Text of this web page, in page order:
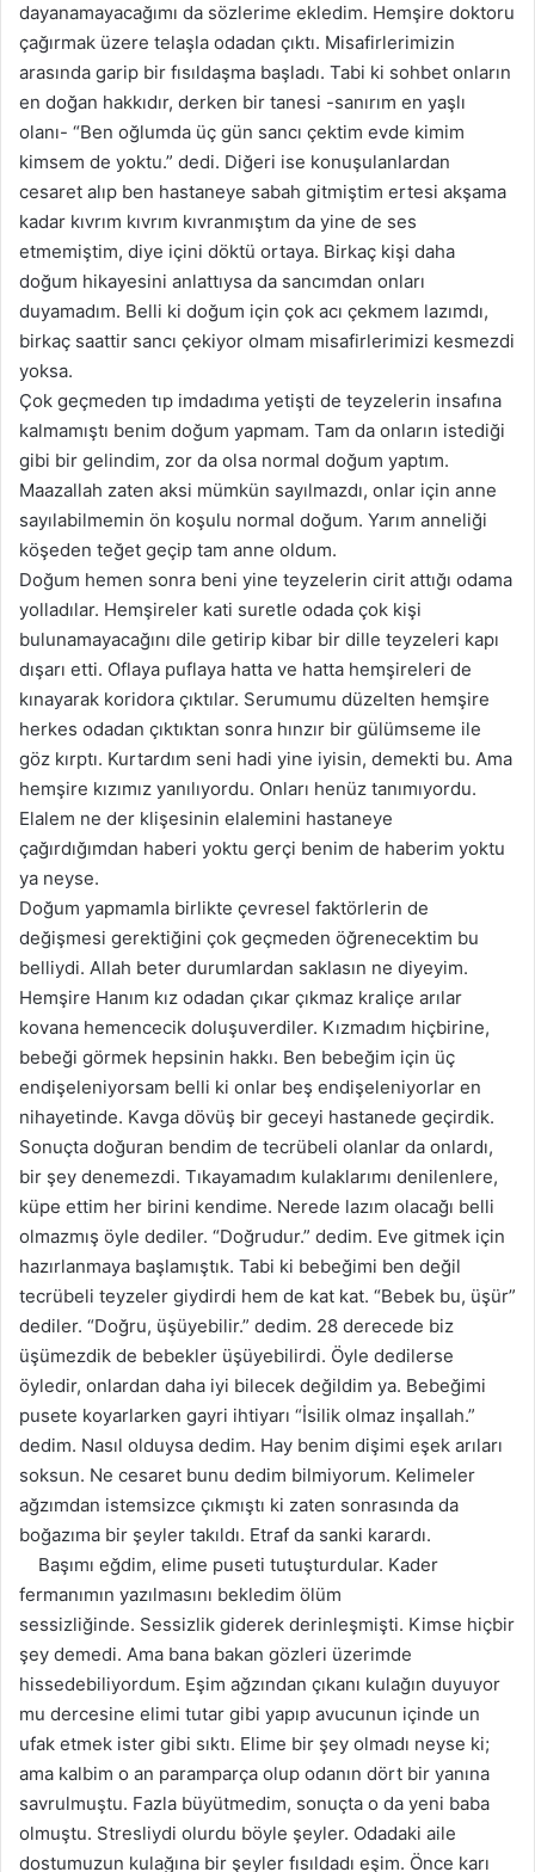
dayanamayacağımı da sözlerime ekledim. Hemşire doktoru
çağırmak üzere telaşla odadan çıktı. Misafirlerimizin
arasında garip bir fısıldaşma başladı. Tabi ki sohbet onların
en doğan hakkıdır, derken bir tanesi -sanırım en yaşlı
olanı- “Ben oğlumda üç gün sancı çektim evde kimim
kimsem de yoktu.” dedi. Diğeri ise konuşulanlardan
cesaret alıp ben hastaneye sabah gitmiştim ertesi akşama
kadar kıvrım kıvrım kıvranmıştım da yine de ses
etmemiştim, diye içini döktü ortaya. Birkaç kişi daha
doğum hikayesini anlattıysa da sancımdan onları
duyamadım. Belli ki doğum için çok acı çekmem lazımdı,
birkaç saattir sancı çekiyor olmam misafirlerimizi kesmezdi
yoksa.
Çok geçmeden tıp imdadıma yetişti de teyzelerin insafına
kalmamıştı benim doğum yapmam. Tam da onların istediği
gibi bir gelindim, zor da olsa normal doğum yaptım.
Maazallah zaten aksi mümkün sayılmazdı, onlar için anne
sayılabilmemin ön koşulu normal doğum. Yarım anneliği
köşeden teğet geçip tam anne oldum.
Doğum hemen sonra beni yine teyzelerin cirit attığı odama
yolladılar. Hemşireler kati suretle odada çok kişi
bulunamayacağını dile getirip kibar bir dille teyzeleri kapı
dışarı etti. Oflaya puflaya hatta ve hatta hemşireleri de
kınayarak koridora çıktılar. Serumumu düzelten hemşire
herkes odadan çıktıktan sonra hınzır bir gülümseme ile
göz kırptı. Kurtardım seni hadi yine iyisin, demekti bu. Ama
hemşire kızımız yanılıyordu. Onları henüz tanımıyordu.
Elalem ne der klişesinin elalemini hastaneye
çağırdığımdan haberi yoktu gerçi benim de haberim yoktu
ya neyse.
Doğum yapmamla birlikte çevresel faktörlerin de
değişmesi gerektiğini çok geçmeden öğrenecektim bu
belliydi. Allah beter durumlardan saklasın ne diyeyim.
Hemşire Hanım kız odadan çıkar çıkmaz kraliçe arılar
kovana hemencecik doluşuverdiler. Kızmadım hiçbirine,
bebeği görmek hepsinin hakkı. Ben bebeğim için üç
endişeleniyorsam belli ki onlar beş endişeleniyorlar en
nihayetinde. Kavga dövüş bir geceyi hastanede geçirdik.
Sonuçta doğuran bendim de tecrübeli olanlar da onlardı,
bir şey denemezdi. Tıkayamadım kulaklarımı denilenlere,
küpe ettim her birini kendime. Nerede lazım olacağı belli
olmazmış öyle dediler. “Doğrudur.” dedim. Eve gitmek için
hazırlanmaya başlamıştık. Tabi ki bebeğimi ben değil
tecrübeli teyzeler giydirdi hem de kat kat. “Bebek bu, üşür”
dediler. “Doğru, üşüyebilir.” dedim. 28 derecede biz
üşümezdik de bebekler üşüyebilirdi. Öyle dedilerse
öyledir, onlardan daha iyi bilecek değildim ya. Bebeğimi
pusete koyarlarken gayri ihtiyarı “İsilik olmaz inşallah.”
dedim. Nasıl olduysa dedim. Hay benim dişimi eşek arıları
soksun. Ne cesaret bunu dedim bilmiyorum. Kelimeler
ağzımdan istemsizce çıkmıştı ki zaten sonrasında da
boğazıma bir şeyler takıldı. Etraf da sanki karardı.
Başımı eğdim, elime puseti tutuşturdular. Kader
fermanımın yazılmasını bekledim ölüm
sessizliğinde. Sessizlik giderek derinleşmişti. Kimse hiçbir
şey demedi. Ama bana bakan gözleri üzerimde
hissedebiliyordum. Eşim ağzından çıkanı kulağın duyuyor
mu dercesine elimi tutar gibi yapıp avucunun içinde un
ufak etmek ister gibi sıktı. Elime bir şey olmadı neyse ki;
ama kalbim o an paramparça olup odanın dört bir yanına
savrulmuştu. Fazla büyütmedim, sonuçta o da yeni baba
olmuştu. Stresliydi olurdu böyle şeyler. Odadaki aile
dostumuzun kulağına bir şeyler fısıldadı eşim. Önce karı